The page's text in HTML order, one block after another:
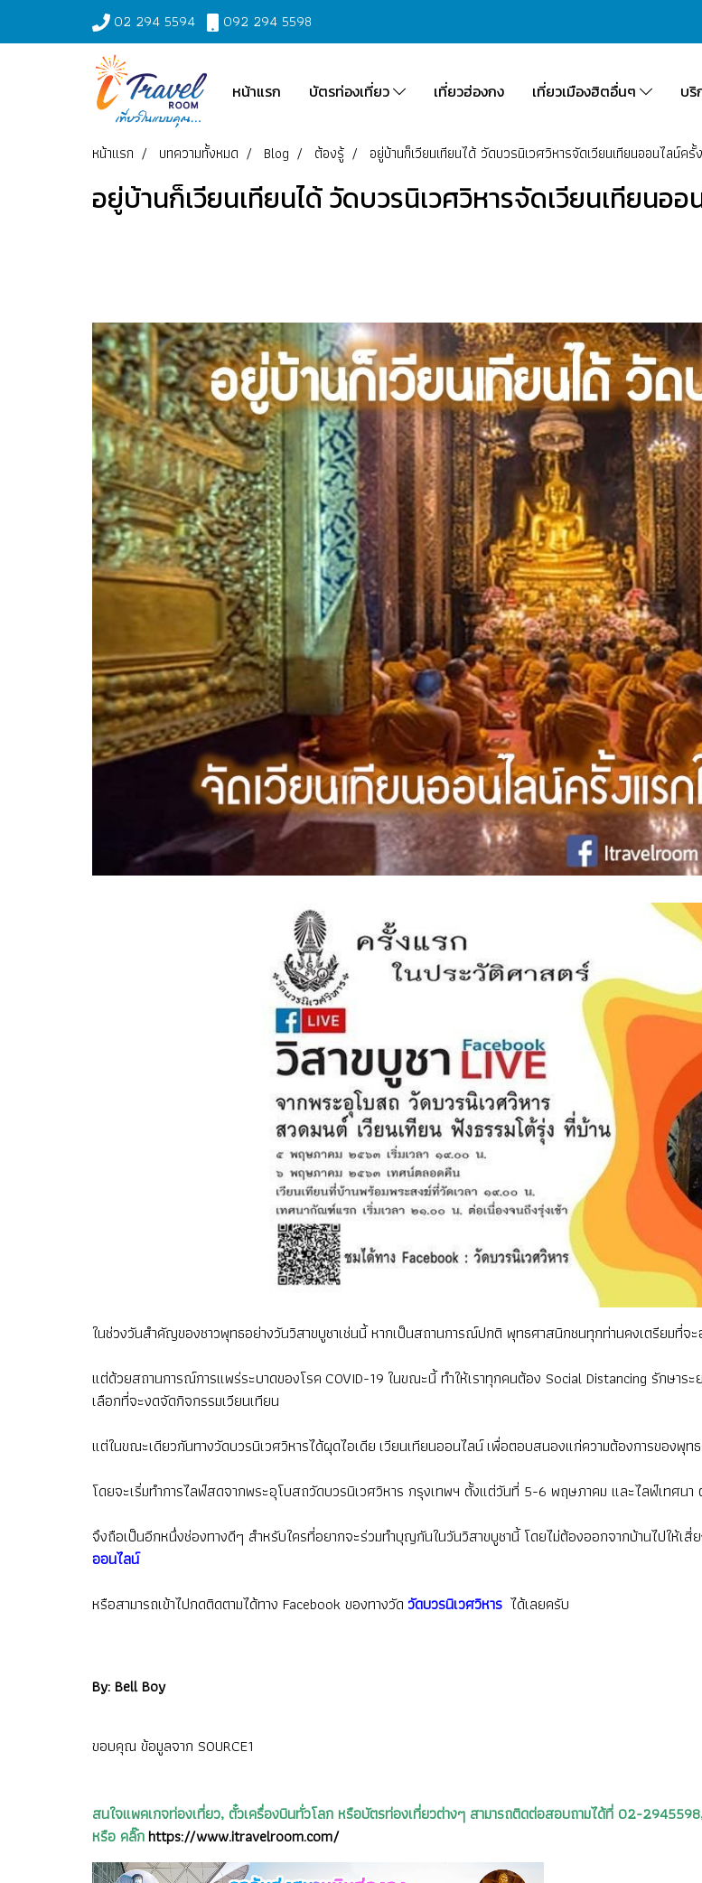
02 294 5594 092 294 5598
หน้าแรก บัตรท่องเที่ยว เที่ยวฮ่องกง เที่ยวเมืองฮิตอื่นๆ บริ
หน้าแรก บทความทั้งหมด Blog ต้องรู้ อยู่บ้านก็เวียนเทียนได้ วัดบวรนิเวศวิหารจัดเวียนเทียนออนไลน์ค
อยู่บ้านก็เวียนเทียนได้ วัดบวรนิเวศวิหารจัดเวียนเทียนอ
ในช่วงวันสำคัญของชาวพุทธอย่างวันวิสาขบูชาเช่นนี้ หากเป็นสถานการณ์ปกติ พุทธศาสนิกชนทุกท่านคงเตรียมที่
แต่ด้วยสถานการณ์การแพร่ระบาดของโรค COVID-19 ในขณะนี้ ทำให้เราทุกคนต้อง Social Distancing รักษาร
เลือกที่จะงดจัดกิจกรรมเวียนเทียน
แต่ในขณะเดียวกันทางวัดบวรนิเวศวิหารได้ผุดไอเดีย เวียนเทียนออนไลน์ เพื่อตอบสนองแก่ความต้องการของ
โดยจะเริ่มทำการไลฟ์สดจากพระอุโบสถวัดบวรนิเวศวิหาร กรุงเทพฯ ตั้งแต่วันที่ 5-6 พฤษภาคม และไลฟ์เทศน
จึงถือเป็นอีกหนึ่งช่องทางดีๆ สำหรับใครที่อยากจะร่วมทำบุญกันในวันวิสาขบูชานี้ โดยไม่ต้องออกจากบ้านไปให้เสี่
ออนไลน์
หรือสามารถเข้าไปกดติดตามได้ทาง Facebook ของทางวัด วัดบวรนิเวศวิหาร ได้เลยครับ
By: Bell Boy
ขอบคุณ ข้อมูลจาก SOURCE1
สนใจแพคเกจท่องเที่ยว, ตั๋วเครื่องบินทั่วโลก หรือบัตรท่องเที่ยวต่างๆ สามารถติดต่อสอบถามได้ที่ 02-
หรือ คลิ๊กhttps://www.itravelroom.com/